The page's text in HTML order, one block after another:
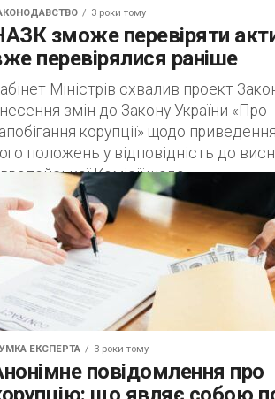
3 роки тому
зможе перевіряти
перевірялися раніше
Міністрів схвалив проект
змін до Закону України «Про
корупції» щодо
положень у відповідність до
Комісії щодо...
ЕКСПЕРТА 3 роки тому
повідомлення про